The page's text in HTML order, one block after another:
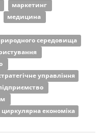
маркетинг
медицина
середовища
управління
циркулярна економіка